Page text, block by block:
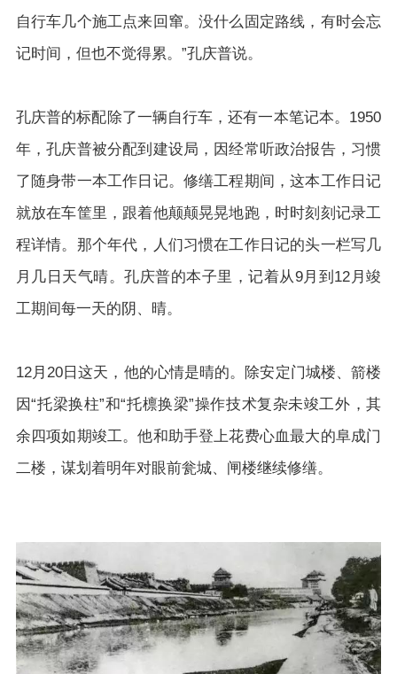
自行车几个施工点来回窜。没什么固定路线，有时会忘
记时间，但也不觉得累。”孔庆普说。
孔庆普的标配除了一辆自行车，还有一本笔记本。1950
年，孔庆普被分配到建设局，因经常听政治报告，习惯
了随身带一本工作日记。修缮工程期间，这本工作日记
就放在车筐里，跟着他颠颠晃晃地跑，时时刻刻记录工
程详情。那个年代，人们习惯在工作日记的头一栏写几
月几日天气晴。孔庆普的本子里，记着从9月到12月竣
工期间每一天的阴、晴。
12月20日这天，他的心情是晴的。除安定门城楼、箭楼
因“托梁换柱”和“托檩换梁”操作技术复杂未竣工外，其
余四项如期竣工。他和助手登上花费心血最大的阜成门
二楼，谋划着明年对眼前瓮城、闸楼继续修缮。